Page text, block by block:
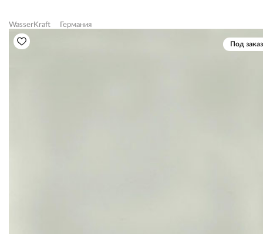
WasserKraft Германия
Под заказ